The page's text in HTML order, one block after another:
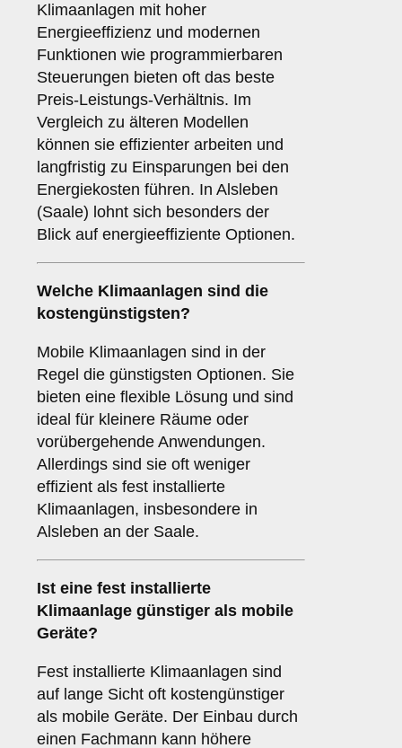
Klimaanlagen mit hoher
Energieeffizienz und modernen
Funktionen wie programmierbaren
Steuerungen bieten oft das beste
Preis-Leistungs-Verhältnis. Im
Vergleich zu älteren Modellen
können sie effizienter arbeiten und
langfristig zu Einsparungen bei den
Energiekosten führen. In Alsleben
(Saale) lohnt sich besonders der
Blick auf energieeffiziente Optionen.
Welche Klimaanlagen sind die
kostengünstigsten?
Mobile Klimaanlagen sind in der
Regel die günstigsten Optionen. Sie
bieten eine flexible Lösung und sind
ideal für kleinere Räume oder
vorübergehende Anwendungen.
Allerdings sind sie oft weniger
effizient als fest installierte
Klimaanlagen, insbesondere in
Alsleben an der Saale.
Ist eine fest installierte
Klimaanlage günstiger als mobile
Geräte?
Fest installierte Klimaanlagen sind
auf lange Sicht oft kostengünstiger
als mobile Geräte. Der Einbau durch
einen Fachmann kann höhere